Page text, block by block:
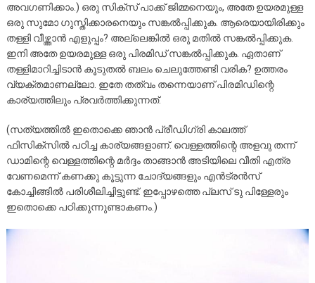
അവഗണിക്കാം.) ഒരു സിക്സ് പാക്ക് ജിമ്മനെയും, അതേ ഉയരമുള്ള
ഒരു സുമോ ഗുസ്തിക്കാരനെയും സങ്കൽപ്പിക്കുക. ആരെയായിരിക്കും
തള്ളി വീഴ്ത്താൻ എളുപ്പം? അല്ലെങ്കിൽ ഒരു മതിൽ സങ്കൽപ്പിക്കുക.
ഇനി അതേ ഉയരമുള്ള ഒരു പിരമിഡ് സങ്കൽപ്പിക്കുക. ഏതാണ്
തള്ളിമാറിച്ചിടാൻ കൂടുതൽ ബലം ചെലുത്തേണ്ടി വരിക? ഉത്തരം
വ്യക്തമാണല്ലോ. ഇതേ തത്വം തന്നെയാണ് പിരമിഡിന്റെ
കാര്യത്തിലും പ്രവർത്തിക്കുന്നത്.
(സത്യത്തിൽ ഇതൊക്കെ ഞാൻ പ്രീഡിഗ്രി കാലത്ത്
ഫിസിക്സിൽ പഠിച്ച കാര്യങ്ങളാണ്. വെള്ളത്തിന്റെ അളവു തന്ന്
ഡാമിന്റെ വെള്ളത്തിന്റെ മർദ്ദം താങ്ങാൻ അടിയിലെ വീതി എത്ര
വേണമെന്ന് കണക്കു കൂട്ടുന്ന ചോദ്യങ്ങളും എൻട്രൻസ്
കോച്ചിങ്ങിൽ പരിശീലിച്ചിട്ടുണ്ട്. ഇപ്പോഴത്തെ പ്ലസ് ടു പിള്ളേരും
ഇതൊക്കെ പഠിക്കുന്നുണ്ടാകണം.)